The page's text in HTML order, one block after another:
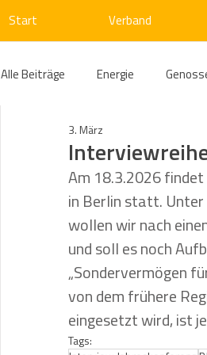
Start Verband
Alle Beiträge Energie
Compliance
Beihilfenrecht Kraftwerke
Regulierung Wettbewerbs-
Telekommunikation
3. März
Am 18.3.2026
in Berlin statt. Unter
wollen wir nach
und soll es noch
„Sondervermögen
von dem frühere
eingesetzt wird, ist
Tags: